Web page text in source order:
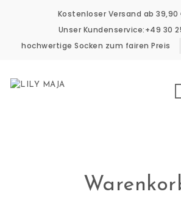
Kostenloser Versand ab
Unser Kundenservice:+49 30
hochwertige Socken zum fairen Preis